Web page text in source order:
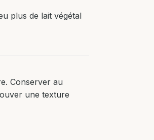
plus de lait végétal
Conserver au
une texture